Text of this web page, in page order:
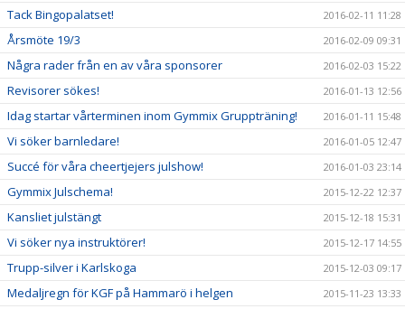
Tack Bingopalatset! 2016-02-11 11:28
Årsmöte 19/3 2016-02-09 09:31
Några rader från en av våra sponsorer 2016-02-03 15:22
Revisorer sökes! 2016-01-13 12:56
Idag startar vårterminen inom Gymmix Gruppträning! 2016-01-11 15:48
Vi söker barnledare! 2016-01-05 12:47
Succé för våra cheertjejers julshow! 2016-01-03 23:14
Gymmix Julschema! 2015-12-22 12:37
Kansliet julstängt 2015-12-18 15:31
Vi söker nya instruktörer! 2015-12-17 14:55
Trupp-silver i Karlskoga 2015-12-03 09:17
Medaljregn för KGF på Hammarö i helgen 2015-11-23 13:33